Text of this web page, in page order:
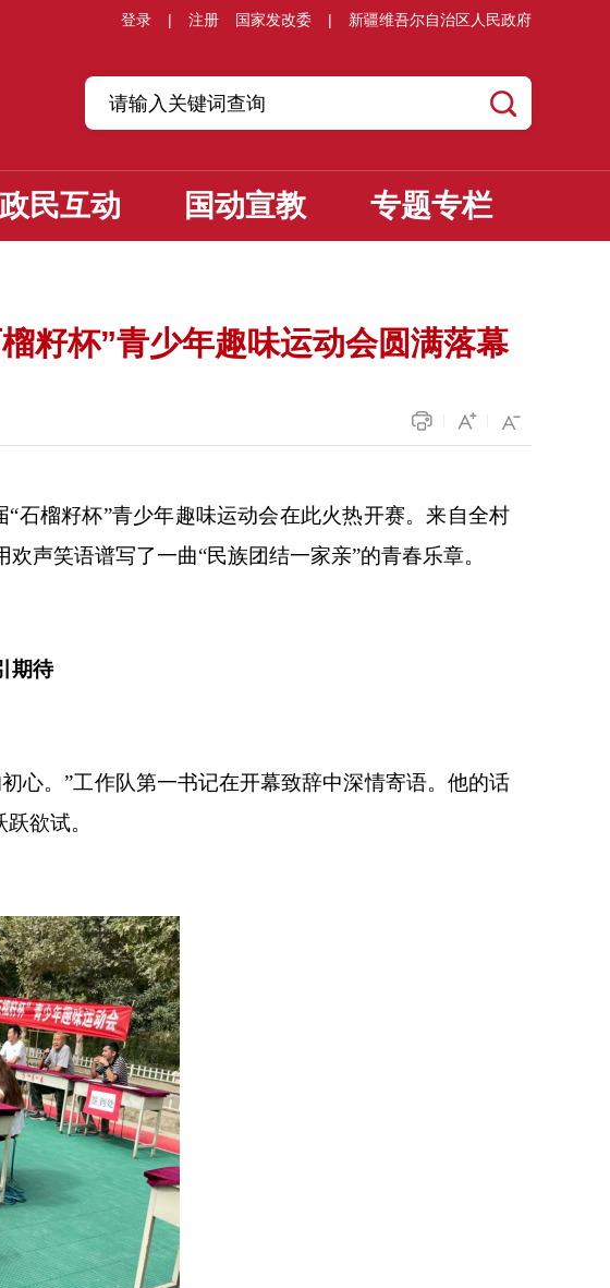
登录 | 注册 国家发改委 | 新疆维吾尔自治区人民政府
政民互动 国动宣教 专题专栏
籽杯”青少年趣味运动会圆满落幕
“石榴籽杯”青少年趣味运动会在此火热开赛。来自全村
欢声笑语谱写了一曲“民族团结一家亲”的青春乐章。
期待
心。”工作队第一书记在开幕致辞中深情寄语。他的话
欲试。